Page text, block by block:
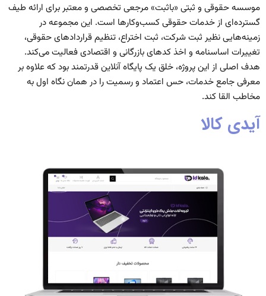
موسسه حقوقی و ثبتی «باثبت» مرجعی تخصصی و معتبر برای ارائه طیف
گسترده‌ای از خدمات حقوقی کسب‌وکارها است. این مجموعه در
زمینه‌هایی نظیر ثبت شرکت، ثبت اختراع، تنظیم قراردادهای حقوقی،
تغییرات اساسنامه و اخذ کدهای بازرگانی و اقتصادی فعالیت می‌کند.
هدف اصلی از این پروژه، خلق یک پایگاه آنلاین قدرتمند بود که علاوه بر
معرفی جامع خدمات، حس اعتماد و رسمیت را در همان نگاه اول به
مخاطب القا کند.
آیدی کالا